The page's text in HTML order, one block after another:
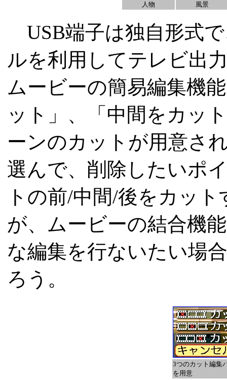
人物 風景
USB端子は独自形式
ルを利用してテレビ出
ムービーの簡易編集機
ット」、「中間をカッ
ーンのカットが用意さ
選んで、削除したいポ
トの前/中間/後をカッ
が、ムービーの結合機
な編集を行ないたい場
ろう。
3つのカット編集
を用意